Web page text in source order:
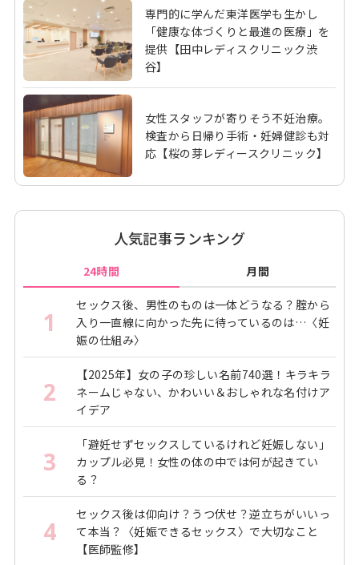
専門的に学んだ東洋医学も生かし
「健康な体づくりと最進の医療」を
提供【田中レディスクリニック渋
谷】
女性スタッフが寄りそう不妊治療。
検査から日帰り手術・妊婦健診も対
応【桜の芽レディースクリニック】
人気記事ランキング
24時間 月間
1
セックス後、男性のものは一体どうなる？腟から
入り一直線に向かった先に待っているのは…〈妊
娠の仕組み〉
2
【2025年】女の子の珍しい名前740選！キラキラ
ネームじゃない、かわいい＆おしゃれな名付けア
イデア
3
「避妊せずセックスしているけれど妊娠しない」
カップル必見！女性の体の中では何が起きてい
る？
4
セックス後は仰向け？うつ伏せ？逆立ちがいいっ
て本当？〈妊娠できるセックス〉で大切なこと
【医師監修】